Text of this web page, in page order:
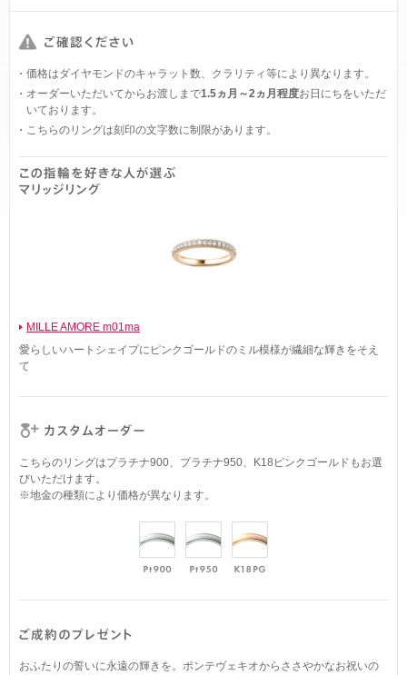
価格はダイヤモンドのキャラット数、クラリティ等により異なります。
オーダーいただいてからお渡しまで1.5ヵ月～2ヵ月程度お日にちをいただ
いております。
こちらのリングは刻印の文字数に制限があります。
MILLE AMORE m01ma
愛らしいハートシェイプにピンクゴールドのミル模様が繊細な輝きをそえ
て
こちらのリングはプラチナ900、プラチナ950、K18ピンクゴールドもお選
びいただけます。
※地金の種類により価格が異なります。
おふたりの誓いに永遠の輝きを。ポンテヴェキオからささやかなお祝いの